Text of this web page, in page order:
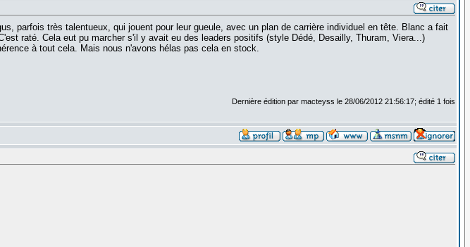
parfois très talentueux, qui jouent pour leur gueule, avec un plan de carrière individuel en tête. Blanc a fait
raté. Cela eut pu marcher s'il y avait eu des leaders positifs (style Dédé, Desailly, Thuram, Viera...)
à tout cela. Mais nous n'avons hélas pas cela en stock.
Dernière édition par macteyss le 28/06/2012 21:56:17; édité 1 fois